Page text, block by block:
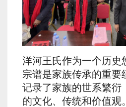
洋河王氏作为一个历史
宗谱是家族传承的重要
记录了家族的世系繁衍
的文化、传统和价值观